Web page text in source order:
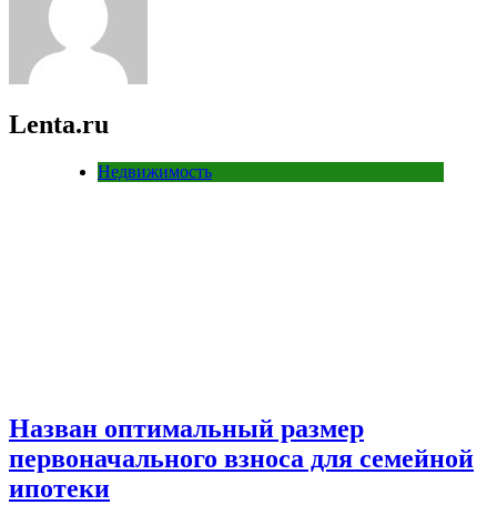
Lenta.ru
Недвижимость
Назван оптимальный размер
первоначального взноса для семейной
ипотеки